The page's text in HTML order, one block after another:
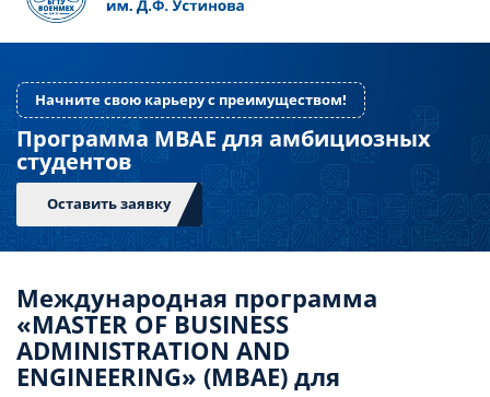
Начните свою карьеру с преимуществом!
Программа MBAE для амбициозных
студентов
Оставить заявку
Международная программа
«MASTER OF BUSINESS
ADMINISTRATION AND
ENGINEERING» (МВАЕ) для